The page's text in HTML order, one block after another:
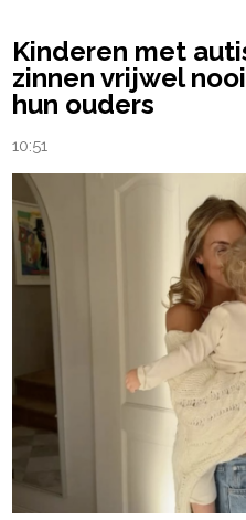
Kinderen met
zinnen vrijwel
hun ouders
10:51